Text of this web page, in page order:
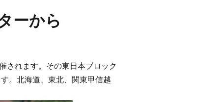
ーから
されます。その東日本ブロック
。北海道、東北、関東甲信越